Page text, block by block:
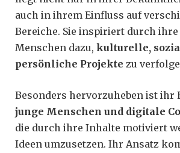
auch in ihrem Einfluss auf
Bereiche. Sie inspiriert durch
Menschen dazu, kulturelle,
persönliche Projekte zu
Besonders hervorzuheben ist ihr
junge Menschen und digitale
die durch ihre Inhalte motiviert
Ideen umzusetzen. Ihr Ansatz